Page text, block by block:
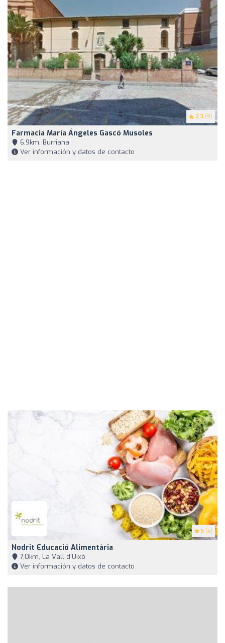
2.3 (9)
Farmacia María Ángeles Gascó Musoles
6,9km, Burriana
Ver información y datos de contacto
5 (4)
Nodrit Educació Alimentària
7,0km, La Vall d'Uixó
Ver información y datos de contacto